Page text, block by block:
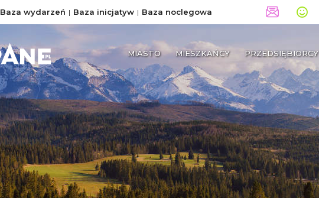
Baza wydarzeń Baza inicjatyw Baza noclegowa
MIASTO MIESZKAŃCY PRZEDSIĘBIORCY